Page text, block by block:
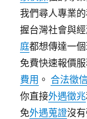
我們尋人專業
握台灣社會與
庭都想傳達一
免費快速報價
費用 。合法徵
你直接外遇徵兆
免外遇蒐證沒